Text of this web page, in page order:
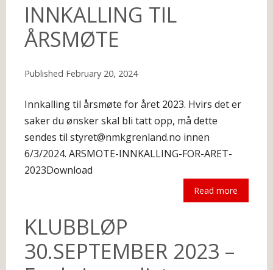
INNKALLING TIL
ÅRSMØTE
Published February 20, 2024
Innkalling til årsmøte for året 2023. Hvirs det er
saker du ønsker skal bli tatt opp, må dette
sendes til styret@nmkgrenland.no innen
6/3/2024. ARSMOTE-INNKALLING-FOR-ARET-
2023Download
Read more
KLUBBLØP
30.SEPTEMBER 2023 –